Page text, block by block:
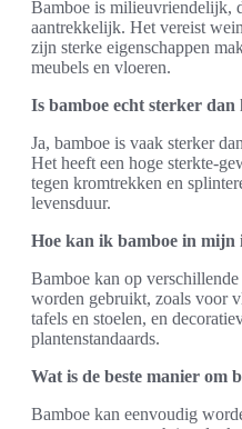
Bamboe is milieuvriendelijk,
aantrekkelijk. Het vereist
zijn sterke eigenschappen
meubels en vloeren.
Is bamboe echt sterker dan
Ja, bamboe is vaak sterker
Het heeft een hoge sterkte-
tegen kromtrekken en
levensduur.
Hoe kan ik bamboe in mijn
Bamboe kan op
worden gebruikt, zoals voor
tafels en stoelen, en
plantenstandaards.
Wat is de beste manier om
Bamboe kan eenvoudig